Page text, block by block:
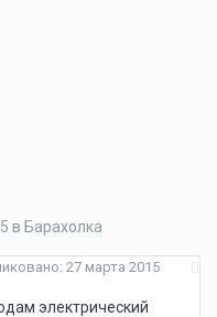
в Барахолка
27 марта 2015
электрический